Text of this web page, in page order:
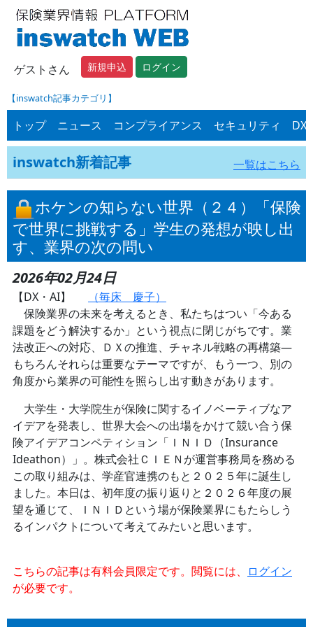
ゲストさん 新規申込 ログイン
【inswatch記事カテゴリ】
トップ ニュース コンプライアンス セキュリティ DX
inswatch新着記事 一覧はこちら
ホケンの知らない世界（２４）「保険
で世界に挑戦する」学生の発想が映し出
す、業界の次の問い
2026年02月24日
【DX・AI】
（毎床 慶子）
保険業界の未来を考えるとき、私たちはつい「今ある
課題をどう解決するか」という視点に閉じがちです。業
法改正への対応、ＤＸの推進、チャネル戦略の再構築―
もちろんそれらは重要なテーマですが、もう一つ、別の
角度から業界の可能性を照らし出す動きがあります。
大学生・大学院生が保険に関するイノベーティブなア
イデアを発表し、世界大会への出場をかけて競い合う保
険アイデアコンペティション「ＩＮＩＤ（Insurance
Ideathon）」。株式会社ＣＩＥＮが運営事務局を務める
この取り組みは、学産官連携のもと２０２５年に誕生し
ました。本日は、初年度の振り返りと２０２６年度の展
望を通じて、ＩＮＩＤという場が保険業界にもたらしう
るインパクトについて考えてみたいと思います。
こちらの記事は有料会員限定です。閲覧には、
ログイン
が必要です。